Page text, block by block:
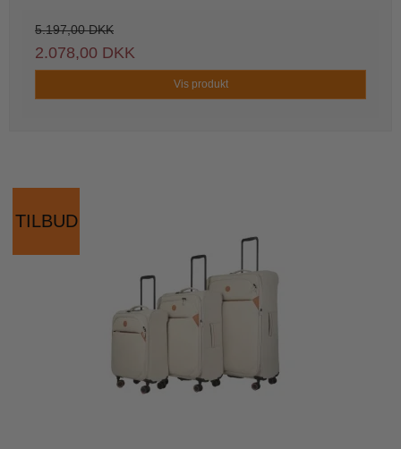
5.197,00 DKK
2.078,00 DKK
Vis produkt
TILBUD